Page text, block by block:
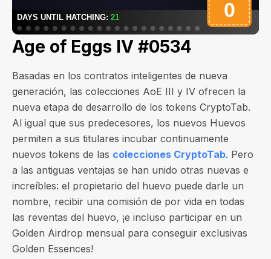
Age of Eggs IV #0534
Basadas en los contratos inteligentes de nueva
generación, las colecciones AoE III y IV ofrecen la
nueva etapa de desarrollo de los tokens CryptoTab.
Al igual que sus predecesores, los nuevos Huevos
permiten a sus titulares incubar continuamente
nuevos tokens de las colecciones CryptoTab. Pero
a las antiguas ventajas se han unido otras nuevas e
increíbles: el propietario del huevo puede darle un
nombre, recibir una comisión de por vida en todas
las reventas del huevo, ¡e incluso participar en un
Golden Airdrop mensual para conseguir exclusivas
Golden Essences!